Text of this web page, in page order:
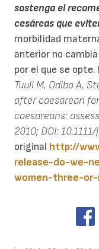
sostenga el
cesáreas que
morbilidad
anterior no
por el que se
Tuuli M, Odibo A,
after caesarean
caesareans:
2010; DOI:
original http://
release-do-we-
women-three-or-